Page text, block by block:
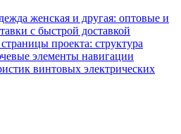
женская и другая: оптовые и
с быстрой доставкой
проекта: структура
элементы навигации
винтовых электрических